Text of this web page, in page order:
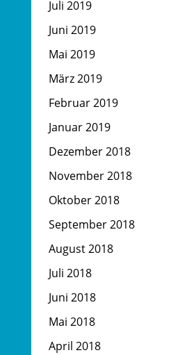
Juli 2019
Juni 2019
Mai 2019
März 2019
Februar 2019
Januar 2019
Dezember 2018
November 2018
Oktober 2018
September 2018
August 2018
Juli 2018
Juni 2018
Mai 2018
April 2018